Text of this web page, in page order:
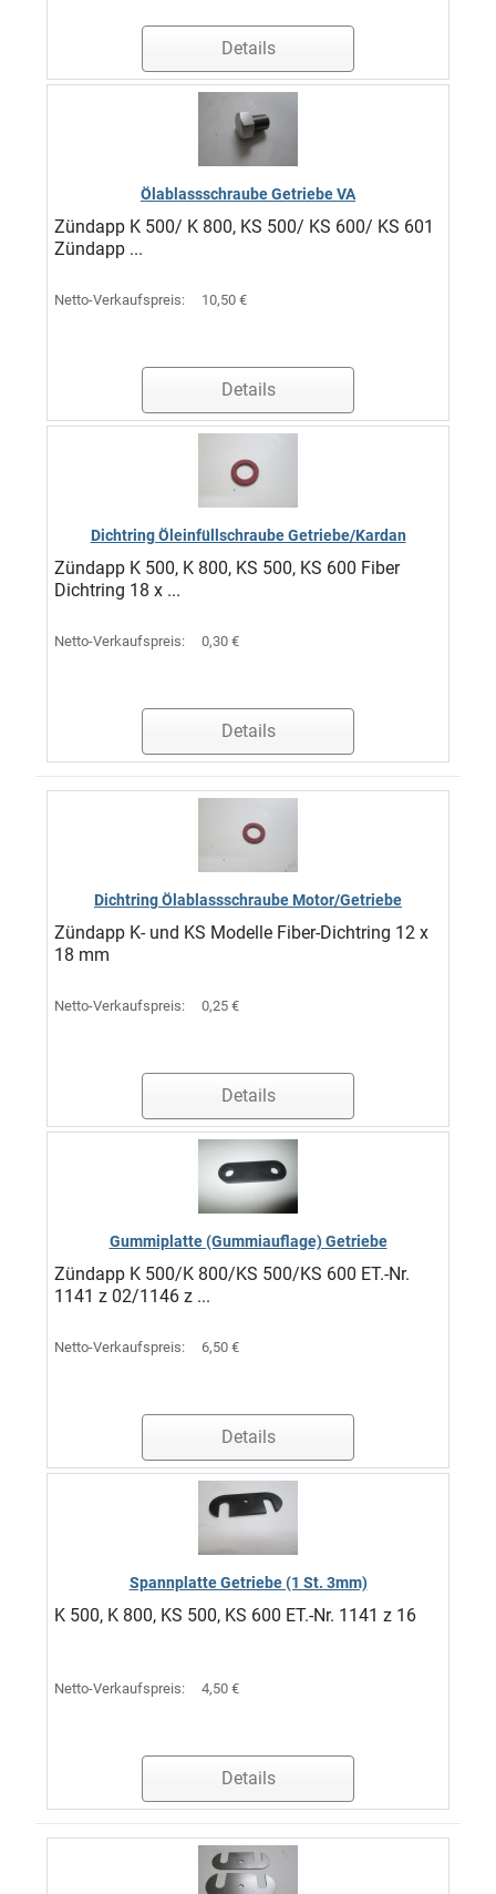
Details
Ölablassschraube Getriebe VA
Zündapp K 500/ K 800, KS 500/ KS 600/ KS 601
Zündapp ...
Netto-Verkaufspreis: 10,50 €
Details
Dichtring Öleinfüllschraube Getriebe/Kardan
Zündapp K 500, K 800, KS 500, KS 600 Fiber
Dichtring 18 x ...
Netto-Verkaufspreis: 0,30 €
Details
Dichtring Ölablassschraube Motor/Getriebe
Zündapp K- und KS Modelle Fiber-Dichtring 12 x
18 mm
Netto-Verkaufspreis: 0,25 €
Details
Gummiplatte (Gummiauflage) Getriebe
Zündapp K 500/K 800/KS 500/KS 600 ET.-Nr.
1141 z 02/1146 z ...
Netto-Verkaufspreis: 6,50 €
Details
Spannplatte Getriebe (1 St. 3mm)
K 500, K 800, KS 500, KS 600 ET.-Nr. 1141 z 16
Netto-Verkaufspreis: 4,50 €
Details